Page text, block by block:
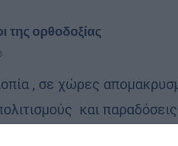
της ορθοδοξίας
, σε χώρες
και παραδόσεις